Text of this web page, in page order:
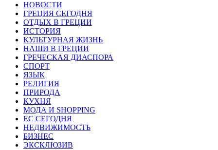
НОВОСТИ
ГРЕЦИЯ СЕГОДНЯ
ОТДЫХ В ГРЕЦИИ
ИСТОРИЯ
КУЛЬТУРНАЯ ЖИЗНЬ
НАШИ В ГРЕЦИИ
ГРЕЧЕСКАЯ ДИАСПОРА
СПОРТ
ЯЗЫК
РЕЛИГИЯ
ПРИРОДА
КУХНЯ
МОДА И SHOPPING
ЕС СЕГОДНЯ
НЕДВИЖИМОСТЬ
БИЗНЕС
ЭКСКЛЮЗИВ